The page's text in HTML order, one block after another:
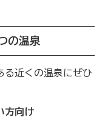
の温泉
る近くの温泉にぜひ
方向け